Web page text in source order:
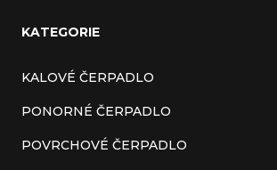
KATEGORIE
KALOVÉ ČERPADLO
PONORNÉ ČERPADLO
POVRCHOVÉ ČERPADLO